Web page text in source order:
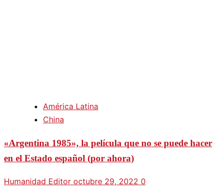
América Latina
China
«Argentina 1985», la película que no se puede hacer
en el Estado español (por ahora)
Humanidad Editor octubre 29, 2022 0